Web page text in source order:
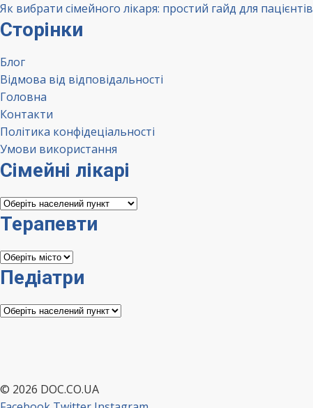
Як вибрати сімейного лікаря: простий гайд для пацієнтів
Сторінки
Блог
Відмова від відповідальності
Головна
Контакти
Політика конфідеціальності
Умови використання
Сімейні лікарі
Сімейні
лікарі
Терапевти
Терапевти
Педіатри
Педіатри
© 2026 DOC.CO.UA